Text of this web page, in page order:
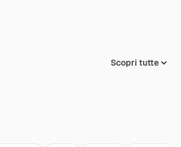
Scopri tutte